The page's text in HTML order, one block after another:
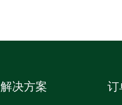
解决方案 订